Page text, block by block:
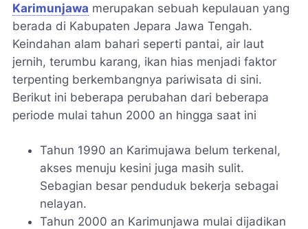
Karimunjawa merupakan sebuah kepulauan yang
berada di Kabupaten Jepara Jawa Tengah.
Keindahan alam bahari seperti pantai, air laut
jernih, terumbu karang, ikan hias menjadi faktor
terpenting berkembangnya pariwisata di sini.
Berikut ini beberapa perubahan dari beberapa
periode mulai tahun 2000 an hingga saat ini
Tahun 1990 an Karimujawa belum terkenal,
akses menuju kesini juga masih sulit.
Sebagian besar penduduk bekerja sebagai
nelayan.
Tahun 2000 an Karimunjawa mulai dijadikan